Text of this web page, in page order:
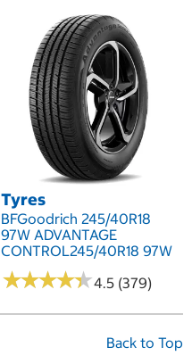
Tyres
BFGoodrich 245/40R18
97W ADVANTAGE
CONTROL245/40R18 97W
★★★★★
★★★★★4.5 (379)
Back to Top